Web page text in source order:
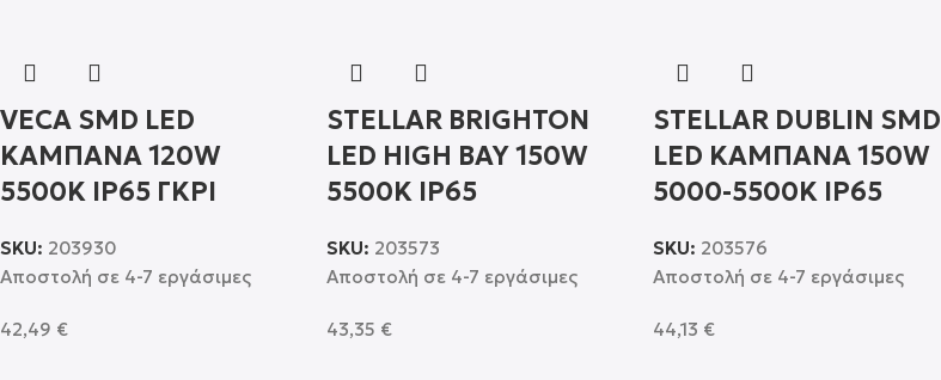
VECA SMD LED
ΚΑΜΠΑΝΑ 120W
5500K IP65 ΓΚΡΙ
SKU: 203930
Αποστολή σε 4-7 εργάσιμες
42,49 €
STELLAR BRIGHTON
LED HIGH BAY 150W
5500K IP65
SKU: 203573
Αποστολή σε 4-7 εργάσιμες
43,35 €
STELLAR DUBLIN SMD
LED ΚΑΜΠΑΝΑ 150W
5000-5500K IP65
SKU: 203576
Αποστολή σε 4-7 εργάσιμες
44,13 €